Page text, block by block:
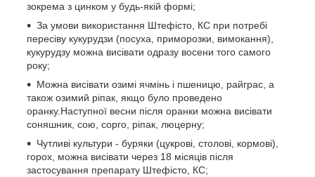
зокрема з цинком у будь-якій формі;
За умови використання Штефісто, КС при потребі
пересіву кукурудзи (посуха, приморозки, вимокання),
кукурудзу можна висівати одразу восени того самого
року;
Можна висівати озимі ячмінь і пшеницю, райграс, а
також озимий ріпак, якщо було проведено
оранку.Наступної весни після оранки можна висівати
соняшник, сою, сорго, ріпак, люцерну;
Чутливі культури - буряки (цукрові, столові, кормові),
горох, можна висівати через 18 місяців після
застосування препарату Штефісто, КС;